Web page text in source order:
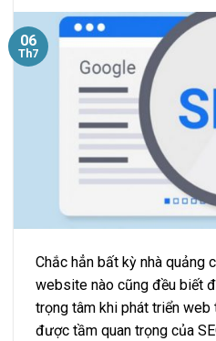
06
Th7
Chắc hẳn bất kỳ nhà quảng
website nào cũng đều biết
trọng tâm khi phát triển web
được tầm quan trọng của